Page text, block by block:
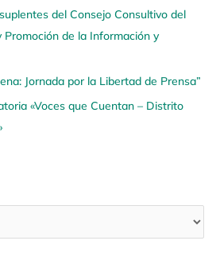
del Consejo Consultivo del
de la Información y
Jornada por la Libertad de Prensa”
«Voces que Cuentan – Distrito